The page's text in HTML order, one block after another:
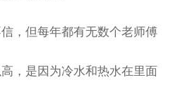
，但每年都有无数个老师傅
，是因为冷水和热水在里面